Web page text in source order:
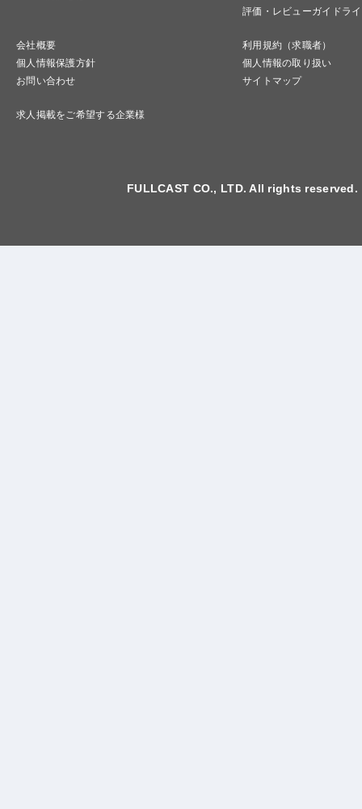
評価・レビューガイドラ
会社概要
利用規約（求職者）
個人情報保護方針
個人情報の取り扱い
お問い合わせ
サイトマップ
求人掲載をご希望する企業様
FULLCAST CO., LTD. All rights reserved.